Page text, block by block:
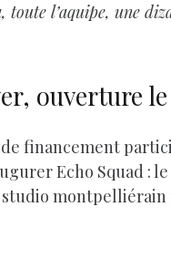
l’aquipe, une
ouverture
financement
Echo Squad : le
studio